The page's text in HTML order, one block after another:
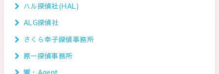
ハル探偵社(HAL)
ALG探偵社
さくら幸子探偵事務所
原一探偵事務所